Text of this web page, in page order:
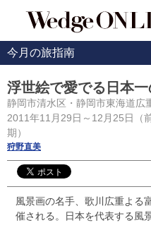
今月の旅指南
浮世絵で愛でる日本一
静岡市清水区・静岡市東海道広
2011年11月29日～12月25日（
期）
狩野直美
風景画の名手、歌川広重よる
催される。日本を代表する風